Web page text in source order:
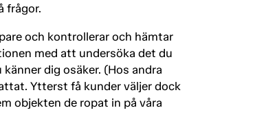
frågor.
och kontrollerar och hämtar
med att undersöka det du
dig osäker. (Hos andra
Ytterst få kunder väljer dock
objekten de ropat in på våra